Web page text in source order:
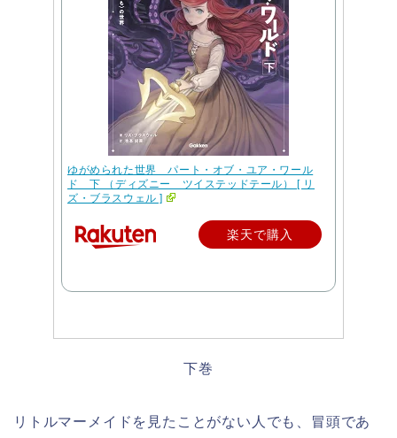
ゆがめられた世界 パート・オブ・ユア・ワール
ド 下 （ディズニー ツイステッドテール） [ リ
ズ・ブラスウェル ]
楽天で購入
下巻
リトルマーメイドを見たことがない人でも、冒頭であ